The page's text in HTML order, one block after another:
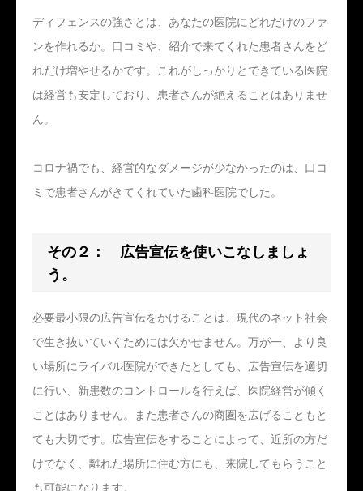
ディフェンスの強さとは、あなたの医院にどれだけのファ
ンを作れるか。口コミや、紹介で来てくれた患者さんをど
れだけ増やせるかです。これがしっかりとできている医院
は経営も安定しており、患者さんが絶えることはありませ
ん。
コロナ禍でも、経営的なダメージが少なかったのは、口コ
ミで患者さんがきてくれていた歯科医院でした。
その２： 広告宣伝を使いこなしましょ
う。
必要最小限の広告宣伝をかけることは、現代のネット社会
で生き抜いていくためには欠かせません。万が一、より良
い場所にライバル医院ができたとしても、広告宣伝を適切
に行い、新患数のコントロールを行えば、医院経営が傾く
ことはありません。また患者さんの商圏を広げることもと
ても大切です。広告宣伝をすることによって、近所の方だ
けでなく、離れた場所に住む方にも、来院してもらうこと
も可能になります。